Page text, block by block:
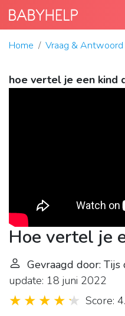
Home Vraag & Antwoord
hoe vertel je een kind
Hoe vertel je
Gevraagd door: Tijs
update: 18 juni 2022
Score: